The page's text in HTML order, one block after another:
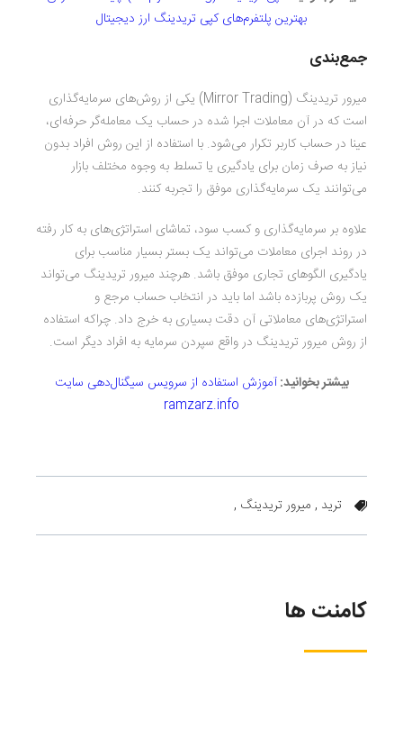
بهترین پلتفرم‌های کپی تریدینگ ارز دیجیتال
جمع‌بندی
میرور تریدینگ (Mirror Trading) یکی از روش‌های سرمایه‌گذاری
است که در آن معاملات اجرا شده در حساب یک معامله‌گر حرفه‌ای،
عینا در حساب کاربر تکرار می‌شود. با استفاده از این روش افراد بدون
نیاز به صرف زمان برای یادگیری یا تسلط به وجوه مختلف بازار
می‌توانند یک سرمایه‌گذاری موفق را تجربه کنند.
علاوه بر سرمایه‌‌گذاری و کسب سود، تماشای استراتژی‌های به کار رفته
در روند اجرای معاملات می‌تواند یک بستر بسیار مناسب برای
یادگیری الگو‌های تجاری موفق باشد. هرچند میرور تریدینگ می‌تواند
یک روش پربازده باشد اما باید در انتخاب حساب مرجع و
استراتژی‌های معاملاتی آن دقت بسیاری به خرج داد. چراکه استفاده
از روش میرور تریدینگ در واقع سپردن سرمایه به افراد دیگر است.
بیشتر بخوانید:آموزش استفاده از سرویس سیگنال‌‌دهی سایت
ramzarz.info
ترید , میرور تریدینگ ,
کامنت ها